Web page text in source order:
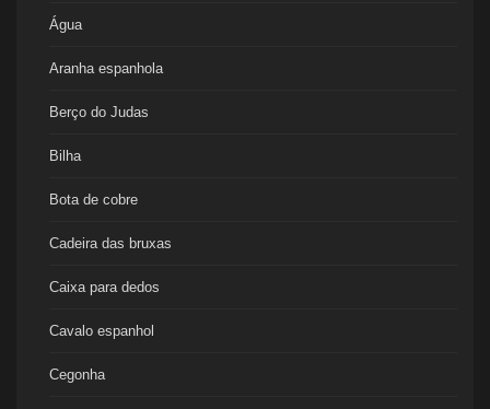
Água
Aranha espanhola
Berço do Judas
Bilha
Bota de cobre
Cadeira das bruxas
Caixa para dedos
Cavalo espanhol
Cegonha